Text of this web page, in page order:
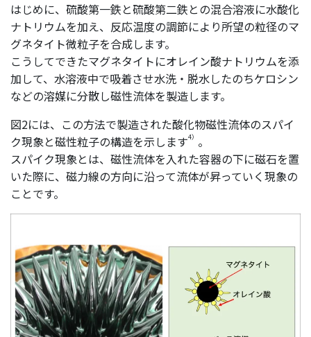
はじめに、硫酸第一鉄と硫酸第二鉄との混合溶液に水酸化
ナトリウムを加え、反応温度の調節により所望の粒径のマ
グネタイト微粒子を合成します。
こうしてできたマグネタイトにオレイン酸ナトリウムを添
加して、水溶液中で吸着させ水洗・脱水したのちケロシン
などの溶媒に分散し磁性流体を製造します。
図2には、この方法で製造された酸化物磁性流体のスパイ
ク現象と磁性粒子の構造を示します4） 。
スパイク現象とは、磁性流体を入れた容器の下に磁石を置
いた際に、磁力線の方向に沿って流体が昇っていく現象の
ことです。